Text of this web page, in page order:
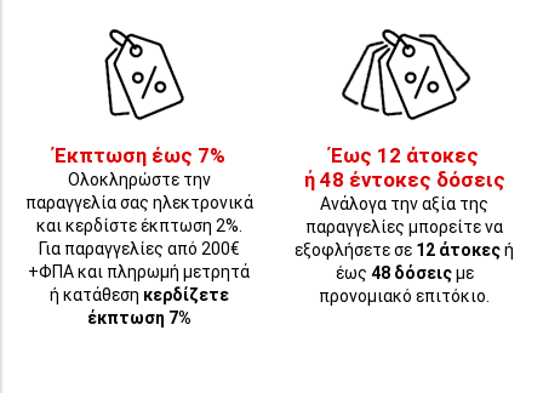
Έκπτωση έως 7%
Ολοκληρώστε την
παραγγελία σας ηλεκτρονικά
και κερδίστε έκπτωση 2%.
Για παραγγελίες από 200€
+ΦΠΑ και πληρωμή μετρητά
ή κατάθεση κερδίζετε
έκπτωση 7%
Έως 12 άτοκες
ή 48 έντοκες δόσεις
Ανάλογα την αξία της
παραγγελίες μπορείτε να
εξοφλήσετε σε 12 άτοκεςή
έως 48 δόσειςμε
προνομιακό επιτόκιο.